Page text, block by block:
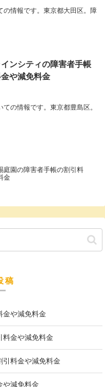
の情報です。東京都大田区。障
ンシティの障害者手帳
や減免料金
の情報です。東京都豊島区。
庭園の障害者手帳の割引料
金
稿
金や減免料金
料金や減免料金
引料金や減免料金
や減免料金